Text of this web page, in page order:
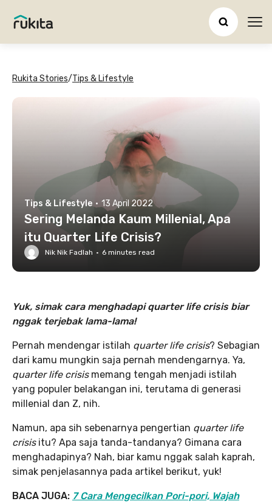
Rukita Stories/Tips & Lifestyle
Tips & Lifestyle · 13 April 2022
Sering Melanda Kaum Millenial, Apa
itu Quarter Life Crisis?
Nik Nik Fadlah · 6 minutes read
Yuk, simak cara menghadapi quarter life crisis biar
nggak terjebak lama-lama!
Pernah mendengar istilah quarter life crisis? Sebagian
dari kamu mungkin saja pernah mendengarnya. Ya,
quarter life crisismemang tengah menjadi istilah
yang populer belakangan ini, terutama di generasi
millenial dan Z, nih.
Namun, apa sih sebenarnya pengertian quarter life
crisisitu? Apa saja tanda-tandanya? Gimana cara
menghadapinya? Nah, biar kamu nggak salah kaprah,
simak penjelasannya pada artikel berikut, yuk!
BACA JUGA: 7 Cara Mengecilkan Pori-pori, Wajah